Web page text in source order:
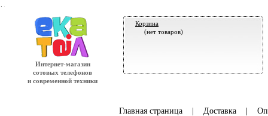
Интернет-магазин
сотовых телефонов
и современной техники
Корзина
(нет товаров)
Главная страница| Доставка|